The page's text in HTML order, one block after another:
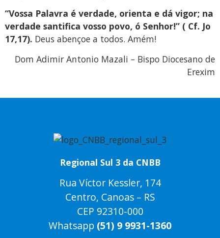
“Vossa Palavra é verdade, orienta e dá vigor; na
verdade santifica vosso povo, ó Senhor!” ( Cf. Jo
17,17). Deus abençoe a todos. Amém!
Dom Adimir Antonio Mazali – Bispo Diocesano de
Erexim
Regional Sul 3 da CNBB
Rua Víctor Kessler, 174
Centro, Canoas – RS
CEP 92310-000
Whatsapp (51) 9 9931-1360